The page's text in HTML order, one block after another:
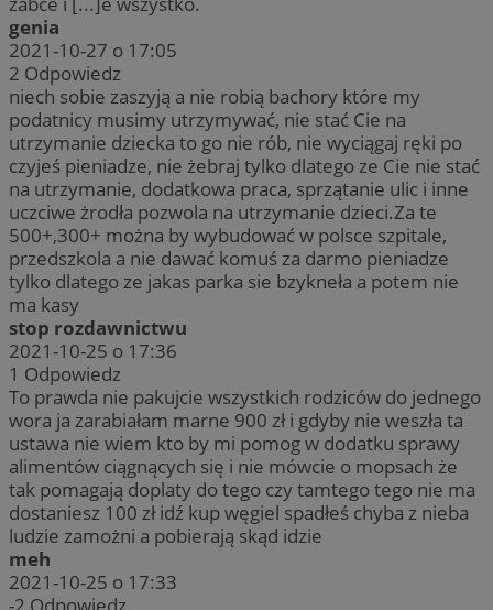
genia
2021-10-27 o 17:05
2 Odpowiedz
niech sobie zaszyją a nie robią bachory które my
podatnicy musimy utrzymywać, nie stać Cie na
utrzymanie dziecka to go nie rób, nie wyciągaj ręki po
czyjeś pieniadze, nie żebraj tylko dlatego ze Cie nie stać
na utrzymanie, dodatkowa praca, sprzątanie ulic i inne
uczciwe żrodła pozwola na utrzymanie dzieci.Za te
500+,300+ można by wybudować w polsce szpitale,
przedszkola a nie dawać komuś za darmo pieniadze
tylko dlatego ze jakas parka sie bzykneła a potem nie
ma kasy
stop rozdawnictwu
2021-10-25 o 17:36
1 Odpowiedz
To prawda nie pakujcie wszystkich rodziców do jednego
wora ja zarabiałam marne 900 zł i gdyby nie weszła ta
ustawa nie wiem kto by mi pomog w dodatku sprawy
alimentów ciągnących się i nie mówcie o mopsach że
tak pomagają doplaty do tego czy tamtego tego nie ma
dostaniesz 100 zł idź kup węgiel spadłeś chyba z nieba
ludzie zamożni a pobierają skąd idzie
meh
2021-10-25 o 17:33